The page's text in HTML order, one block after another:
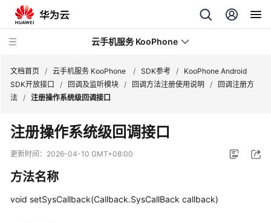
云手机服务 KooPhone
动
态
产
介
文档首页 / 云手机服务 KooPhone / SDK参考 /
KooPhone Android
SDK开放接口
/ 回调及监听模块 / 回调方法注册使用说明 /
回调注册方
法 / 注册操作系统级回调接口
注册操作系统级回调接口
更新时间： 2026-04-10 GMT+08:00
方法名称
void setSysCallback(Callback.SysCallBack callback)